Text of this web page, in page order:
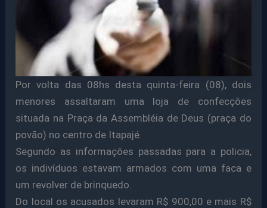
Por volta das 08hs desta quinta-feira (08), dois
menores assaltaram uma loja de confecções
situada na Praça da Assembléia de Deus (praça do
povão) no centro de Itapajé.
Segundo as informações passadas para a policia,
os indivíduos estavam armados com uma faca e
um revolver de brinquedo.
Do local os acusados levaram R$ 900,00 e mais R$